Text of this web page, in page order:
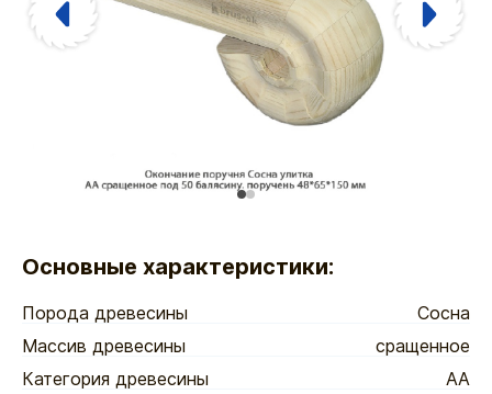
Основные характеристики:
Порода древесины
Сосна
Массив древесины
сращенное
Категория древесины
АА